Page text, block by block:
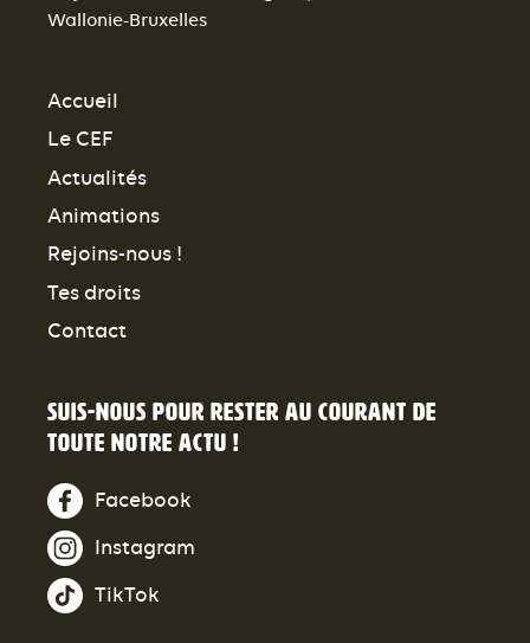
Wallonie-Bruxelles
Accueil
Le CEF
Actualités
Animations
Rejoins-nous !
Tes droits
Contact
Suis-nous pour rester au courant de
toute notre actu !
Facebook
Instagram
TikTok